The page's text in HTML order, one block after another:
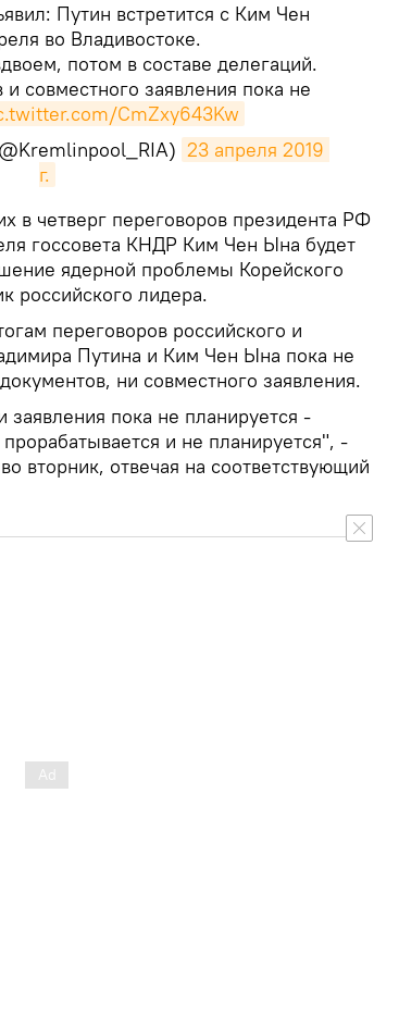
Путин встретится с Ким Чен
во Владивостоке.
потом в составе делегаций.
совместного заявления пока не
CmZxy643Kw
23 апреля 2019
г.
в четверг переговоров президента РФ
госсовета КНДР Ким Чен Ына будет
ядерной проблемы Корейского
российского лидера.
переговоров российского и
Путина и Ким Чен Ына пока не
ни совместного заявления.
пока не планируется -
и не планируется", -
вторник, отвечая на соответствующий